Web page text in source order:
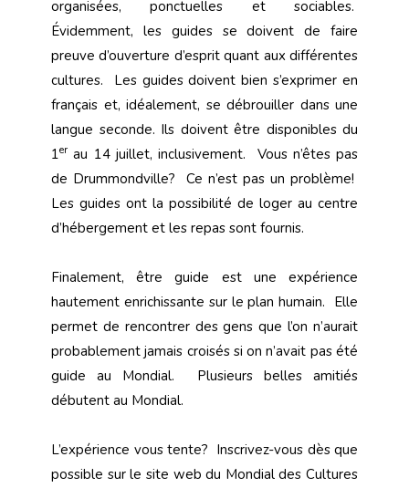
organisées, ponctuelles et sociables.
Évidemment, les guides se doivent de faire
preuve d’ouverture d’esprit quant aux différentes
cultures. Les guides doivent bien s’exprimer en
français et, idéalement, se débrouiller dans une
langue seconde. Ils doivent être disponibles du
1er au 14 juillet, inclusivement. Vous n’êtes pas
de Drummondville? Ce n’est pas un problème!
Les guides ont la possibilité de loger au centre
d’hébergement et les repas sont fournis.
Finalement, être guide est une expérience
hautement enrichissante sur le plan humain. Elle
permet de rencontrer des gens que l’on n’aurait
probablement jamais croisés si on n’avait pas été
guide au Mondial. Plusieurs belles amitiés
débutent au Mondial.
L’expérience vous tente? Inscrivez-vous dès que
possible sur le site web du Mondial des Cultures